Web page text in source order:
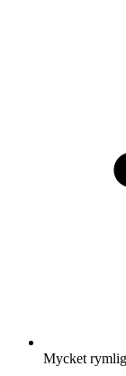
Mycket